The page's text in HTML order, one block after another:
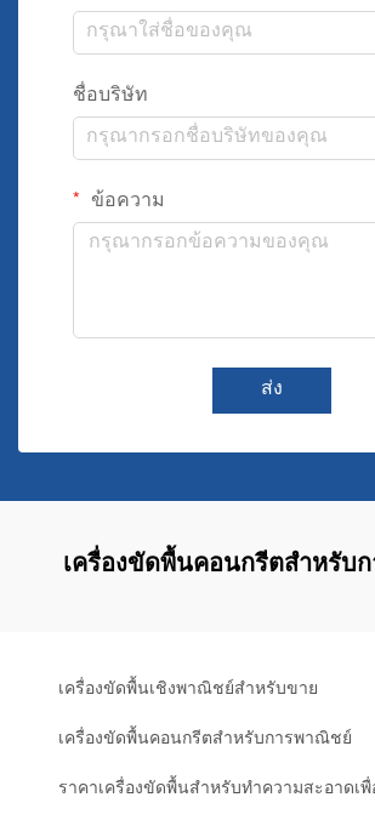
ชื่อบริษัท
ข้อความ
ส่ง
เครื่องขัดพื้นคอนกรีตสำหรับ
เครื่องขัดพื้นเชิงพาณิชย์สำหรับขาย
เครื่องขัดพื้นคอนกรีตสำหรับการพาณิชย์
ราคาเครื่องขัดพื้นสำหรับทำความสะอาดเพื่